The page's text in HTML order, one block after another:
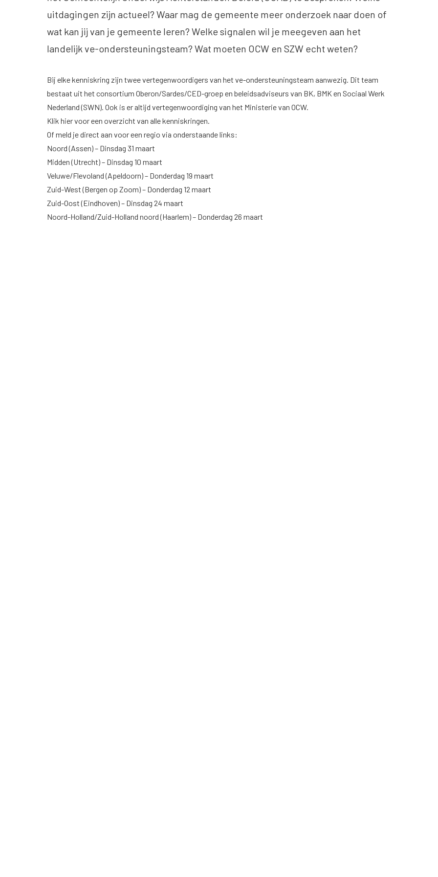
uitdagingen zijn actueel? Waar mag de gemeente meer onderzoek naar doen of
wat kan jij van je gemeente leren? Welke signalen wil je meegeven aan het
landelijk ve-ondersteuningsteam? Wat moeten OCW en SZW echt weten?
Bij elke kenniskring zijn twee vertegenwoordigers van het ve-ondersteuningsteam aanwezig. Dit team
bestaat uit het consortium Oberon/Sardes/CED-groep en beleidsadviseurs van BK, BMK en Sociaal Werk
Nederland (SWN). Ook is er altijd vertegenwoordiging van het Ministerie van OCW.
Klik hiervoor een overzicht van alle kenniskringen.
Of meld je direct aan voor een regio via onderstaande links:
Noord(Assen) – Dinsdag 31 maart
Midden(Utrecht) – Dinsdag 10 maart
Veluwe/Flevoland(Apeldoorn) – Donderdag 19 maart
Zuid-West(Bergen op Zoom) – Donderdag 12 maart
Zuid-Oost(Eindhoven) – Dinsdag 24 maart
Noord-Holland/Zuid-Holland noord(Haarlem) – Donderdag 26 maart